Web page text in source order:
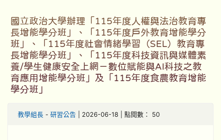
國立政治大學辦理「115年度人權與法治教育專
長增能學分班」、「115年度戶外教育增能學分
班」、「115年度社會情緒學習（SEL）教育專
長增能學分班」、「115年度科技資訊與媒體素
養/學生健康安全上網－數位賦能與AI科技之教
育應用增能學分班」及「115年度食農教育增能
學分班」
教學組長 - 研習公告 | 2026-06-18 | 點閱數： 50